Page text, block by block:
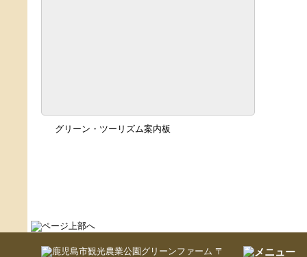
グリーン・ツーリズム案内板
〒